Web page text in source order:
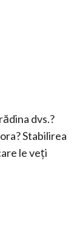
dvs.?
Stabilirea
le veți